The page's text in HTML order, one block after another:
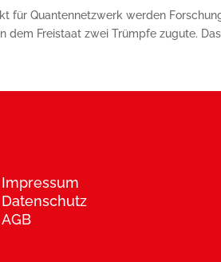
für Quantennetzwerk werden
Freistaat zwei Trümpfe zugute.
Impressum
Datenschutz
AGB